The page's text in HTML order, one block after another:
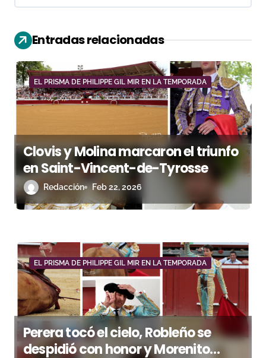
i
ó
n
d
e
e
n
t
r
d
a
s
Entradas relacionadas
EL PRISMA DE PHILIPPE GIL MIR EN LA TEMPORADA
Clovis y Molina marcaron el triunfo
en Saint-Vincent-de-Tyrosse
Redacción Feb 22, 2026
EL PRISMA DE PHILIPPE GIL MIR EN LA TEMPORADA
Perera tocó el cielo, Robleño se
despidió con honor y Morenito